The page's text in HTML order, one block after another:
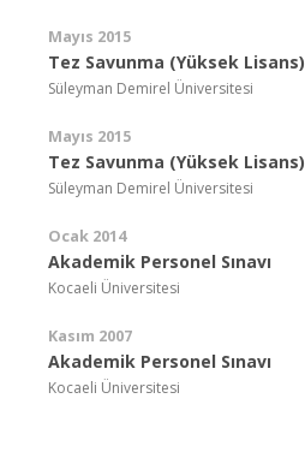
Mayıs 2015
Tez Savunma (Yüksek Lisans)
Süleyman Demirel Üniversitesi
Mayıs 2015
Tez Savunma (Yüksek Lisans)
Süleyman Demirel Üniversitesi
Ocak 2014
Akademik Personel Sınavı
Kocaeli Üniversitesi
Kasım 2007
Akademik Personel Sınavı
Kocaeli Üniversitesi